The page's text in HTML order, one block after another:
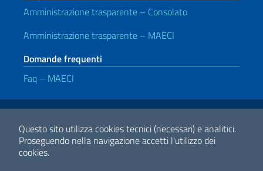
Questo sito utilizza cookies tecnici (necessari) e analitici.
Proseguendo nella navigazione accetti l'utilizzo dei
cookies.
Amministrazione trasparente – Consolato
Amministrazione trasparente – MAECI
Domande frequenti
Faq – MAECI
Link Utili